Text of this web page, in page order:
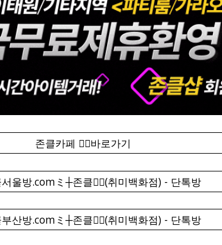
존클카페 ❤️‍🔥바로가기
울방.comミ┼존클❤️‍🔥(취미백화점) - 단톡방
산방.comミ┼존클❤️‍🔥(취미백화점) - 단톡방